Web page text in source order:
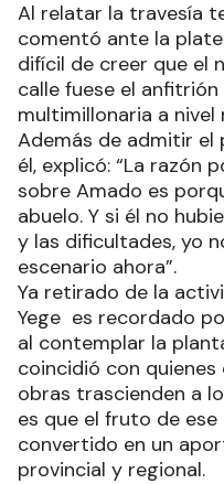
Al relatar la travesía
comentó ante la
difícil de creer que el
calle fuese el
multimillonaria a nivel
Además de admitir el
él, explicó: “La razón
sobre Amado es
abuelo. Y si él no
y las dificultades, yo
escenario ahora”.
Ya retirado de la
Yege es recordado
al contemplar la
coincidió con quienes
obras trascienden a
es que el fruto de ese
convertido en un
provincial y regional.